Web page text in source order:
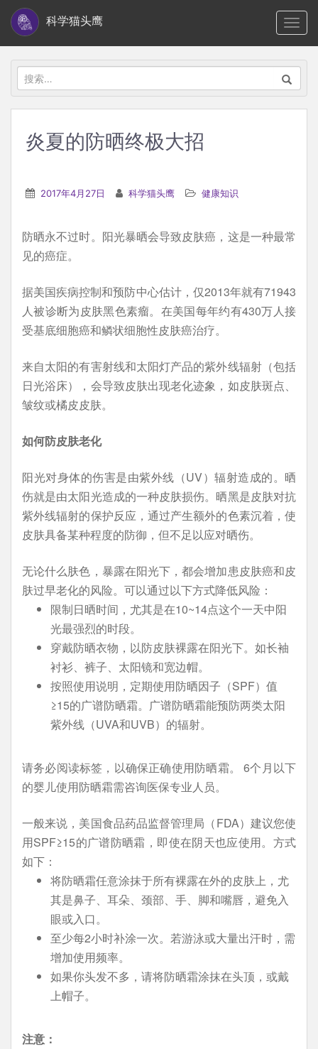
i
科学猫头鹰
搜
索：
炎夏的防晒终极大招
2017年4月27日 科学猫头鹰 健康知识
防晒永不过时。阳光暴晒会导致皮肤癌，这是一种最常
见的癌症。
据美国疾病控制和预防中心估计，仅2013年就有71943
人被诊断为皮肤黑色素瘤。在美国每年约有430万人接
受基底细胞癌和鳞状细胞性皮肤癌治疗。
来自太阳的有害射线和太阳灯产品的紫外线辐射（包括
日光浴床），会导致皮肤出现老化迹象，如皮肤斑点、
皱纹或橘皮皮肤。
如何防皮肤老化
阳光对身体的伤害是由紫外线（UV）辐射造成的。晒
伤就是由太阳光造成的一种皮肤损伤。晒黑是皮肤对抗
紫外线辐射的保护反应，通过产生额外的色素沉着，使
皮肤具备某种程度的防御，但不足以应对晒伤。
无论什么肤色，暴露在阳光下，都会增加患皮肤癌和皮
肤过早老化的风险。可以通过以下方式降低风险：
限制日晒时间，尤其是在10~14点这个一天中阳
光最强烈的时段。
穿戴防晒衣物，以防皮肤裸露在阳光下。如长袖
衬衫、裤子、太阳镜和宽边帽。
按照使用说明，定期使用防晒因子（SPF）值
≥15的广谱防晒霜。广谱防晒霜能预防两类太阳
紫外线（UVA和UVB）的辐射。
请务必阅读标签，以确保正确使用防晒霜。 6个月以下
的婴儿使用防晒霜需咨询医保专业人员。
一般来说，美国食品药品监督管理局（FDA）建议您使
用SPF≥15的广谱防晒霜，即使在阴天也应使用。方式
如下：
将防晒霜任意涂抹于所有裸露在外的皮肤上，尤
其是鼻子、耳朵、颈部、手、脚和嘴唇，避免入
眼或入口。
至少每2小时补涂一次。若游泳或大量出汗时，需
增加使用频率。
如果你头发不多，请将防晒霜涂抹在头顶，或戴
上帽子。
注意：